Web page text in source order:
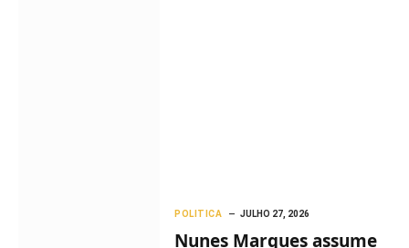
POLITICA JULHO 27, 2026
Nunes Marques assume